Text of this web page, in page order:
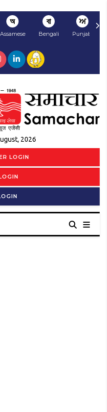
অ
Assamese
বা
Bengali
ਅ
Punjabi
2026
LOGIN